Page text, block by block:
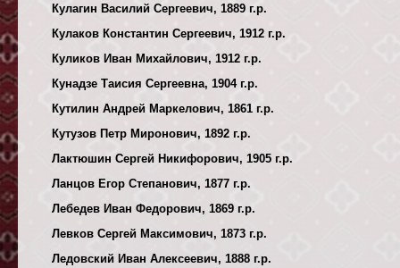
Кулагин Василий Сергеевич, 1889 г.р.
Кулаков Константин Сергеевич, 1912 г.р.
Куликов Иван Михайлович, 1912 г.р.
Кунадзе Таисия Сергеевна, 1904 г.р.
Кутилин Андрей Маркелович, 1861 г.р.
Кутузов Петр Миронович, 1892 г.р.
Лактюшин Сергей Никифорович, 1905 г.р.
Ланцов Егор Степанович, 1877 г.р.
Лебедев Иван Федорович, 1869 г.р.
Левков Сергей Максимович, 1873 г.р.
Ледовский Иван Алексеевич, 1888 г.р.